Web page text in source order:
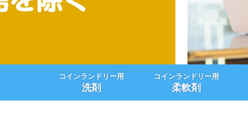
コインランドリー用
洗剤
コインランドリー用
柔軟剤